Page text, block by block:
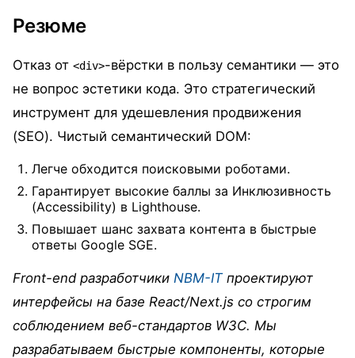
Резюме
Отказ от <div>-вёрстки в пользу семантики — это
не вопрос эстетики кода. Это стратегический
инструмент для удешевления продвижения
(SEO). Чистый семантический DOM:
Легче обходится поисковыми роботами.
Гарантирует высокие баллы за Инклюзивность
(Accessibility) в Lighthouse.
Повышает шанс захвата контента в быстрые
ответы Google SGE.
Front-end разработчики NBM-ITпроектируют
интерфейсы на базе React/Next.js со строгим
соблюдением веб-стандартов W3C. Мы
разрабатываем быстрые компоненты, которые